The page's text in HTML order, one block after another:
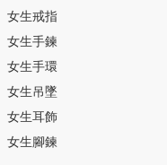
女生戒指
女生手鍊
女生手環
女生吊墜
女生耳飾
女生腳鍊